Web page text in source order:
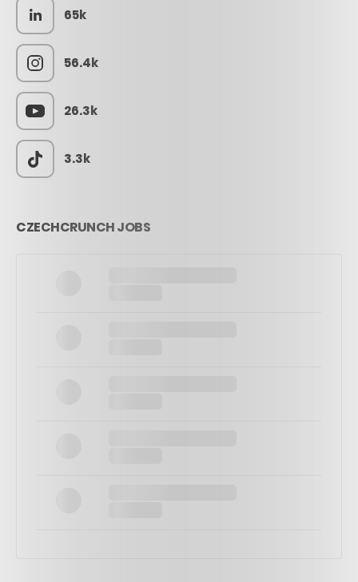
65k
56.4k
26.3k
3.3k
CZECHCRUNCH JOBS